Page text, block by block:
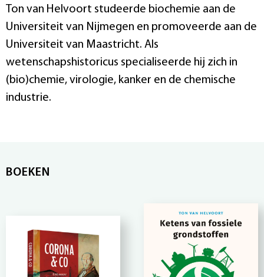
Ton van Helvoort studeerde biochemie aan de
Universiteit van Nijmegen en promoveerde aan de
Universiteit van Maastricht. Als
wetenschapshistoricus specialiseerde hij zich in
(bio)chemie, virologie, kanker en de chemische
industrie.
BOEKEN